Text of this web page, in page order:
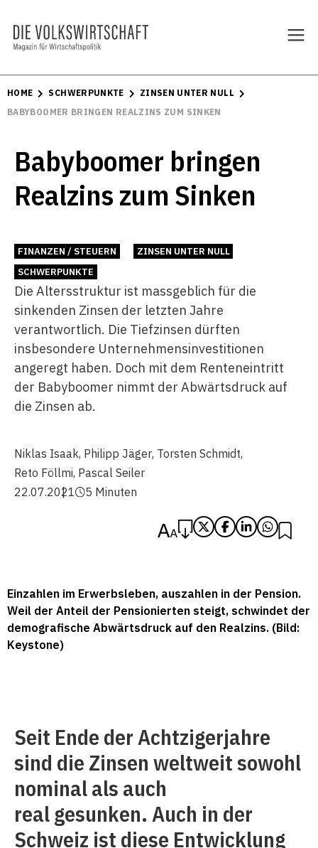
HOME SCHWERPUNKTE
ZINSEN UNTER NULL
BABYBOOMER BRINGEN REALZINS ZUM SINKEN
Babyboomer bringen
Realzins zum Sinken
FINANZEN / STEUERN
ZINSEN UNTER NULL
SCHWERPUNKTE
Die Altersstruktur ist massgeblich für die
sinkenden Zinsen der letzten Jahre
verantwortlich. Die Tiefzinsen dürften
insbesondere Unternehmensinvestitionen
angeregt haben. Doch mit dem Renteneintritt
der Babyboomer nimmt der Abwärtsdruck auf
die Zinsen ab.
Niklas Isaak, Philipp Jäger, Torsten Schmidt,
Reto Föllmi, Pascal Seiler
22.07.2021
5 Minuten
Einzahlen im Erwerbsleben, auszahlen in der Pension.
Weil der Anteil der Pensionierten steigt, schwindet der
demografische Abwärtsdruck auf den Realzins. (Bild:
Keystone)
Seit Ende der Achtzigerjahre
sind die Zinsen weltweit sowohl
nominal als auch
real gesunken. Auch in der
Schweiz ist diese Entwicklung